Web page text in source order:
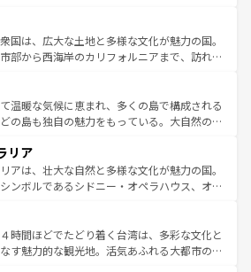
照してほしい。
まま残る町や、スイスならではのユニークな
、アルプス観光だけでなく町歩きも満喫する
。国民の所得が高いため物価も高いが、旅行
料で観光を楽しむこともできる。 なお、新
報はコンテンツ一覧 を参照してほしい。
国は、広大な土地と多様な文化が魅力の国。
部から西海岸のカリフォルニアまで、訪れる
都市は、観光、ショッピング、エンターテイ
まった刺激的なスポットだ。一方、アメリカ
然が広がり、グランドキャニオンやイエロー
ーリンズでは、音楽と美食が融合した独特の
旅行者はアメリカの各地域で異なる魅力を楽
その多様性と豊かな歴史を感じることができ
のスタイルだ。 なお、新着のアメリカ
ンツ一覧を参照してほしい。
温暖な気候に恵まれ、多くの島で構成される
の島も独自の魅力をもっている。大自然の神
せない。また、定番の観光地といえばオアフ
な自然を求めるならマウイ島やカウアイ島が
メラルドグリーンに輝く海をはじめ、豊かな
しの心で訪れる人々を迎えてくれるハワイの
いローカルフードやハワイアンミュージッ
フラダンスなど、すべてがハワイの魅力を彩
リア
アは、壮大な自然と多様な文化が魅力の国。
ンボルであるシドニー・オペラハウス、オー
大陸中央部にそびえるウルル（エアーズロッ
ニアの美しい原生林やケアンズの熱帯雨林な
がたくさん。また、カフェやワイン、オージ
時間ほどでたどり着く台湾は、多彩な文化と
す魅力的な観光地。活気あふれる大都市の台